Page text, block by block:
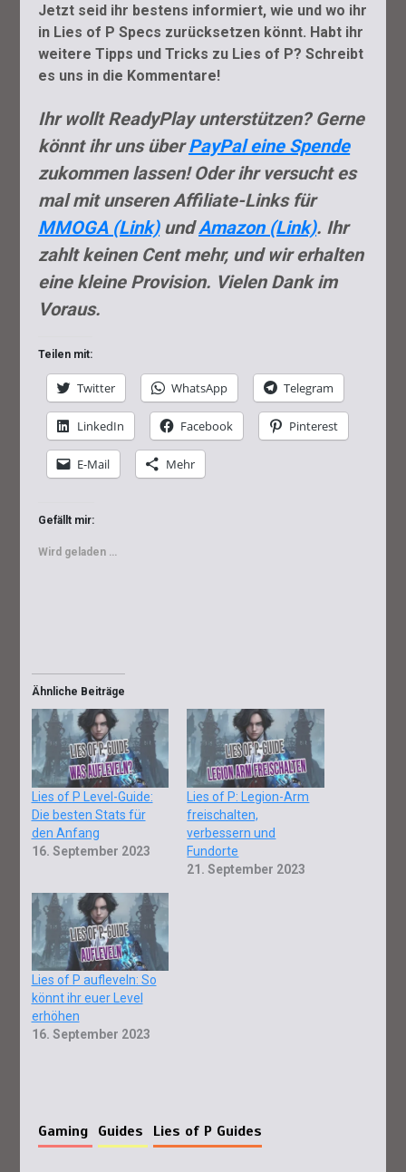
Jetzt seid ihr bestens informiert, wie und wo ihr
in Lies of P Specs zurücksetzen könnt. Habt ihr
weitere Tipps und Tricks zu Lies of P? Schreibt
es uns in die Kommentare!
Ihr wollt ReadyPlay unterstützen? Gerne
könnt ihr uns überPayPal eine Spende
zukommen lassen! Oder ihr versucht es
mal mit unseren Affiliate-Links für
MMOGA (Link)undAmazon (Link). Ihr
zahlt keinen Cent mehr, und wir erhalten
eine kleine Provision. Vielen Dank im
Voraus.
Teilen mit:
Twitter WhatsApp Telegram
LinkedIn Facebook Pinterest
E-Mail Mehr
Gefällt mir:
Wird geladen …
Ähnliche Beiträge
Lies of P Level-Guide:
Die besten Stats für
den Anfang
16. September 2023
Lies of P: Legion-Arm
freischalten,
verbessern und
Fundorte
21. September 2023
Lies of P aufleveln: So
könnt ihr euer Level
erhöhen
16. September 2023
Gaming Guides Lies of P Guides